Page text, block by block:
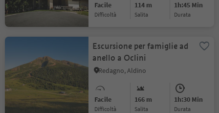
Facile
Difficoltà
114 m
Salita
1h:45 Min
durata
Escursione per famiglie ad
anello a Oclini
Redagno, Aldino
Facile
Difficoltà
166 m
Salita
1h:30 Min
durata